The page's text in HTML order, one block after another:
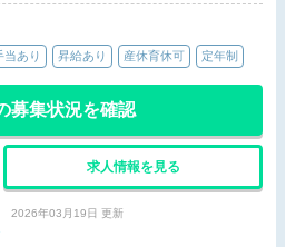
当あり 昇給あり 産休育休可 定年制
募集状況を確認
求人情報を見る
2026年03月19日 更新